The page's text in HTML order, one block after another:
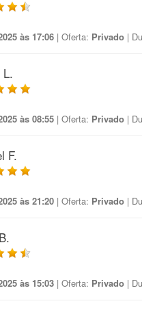
às 17:06 | Oferta: Privado |
L.
às 08:55 | Oferta: Privado |
F.
às 21:20 | Oferta: Privado |
às 15:03 | Oferta: Privado |